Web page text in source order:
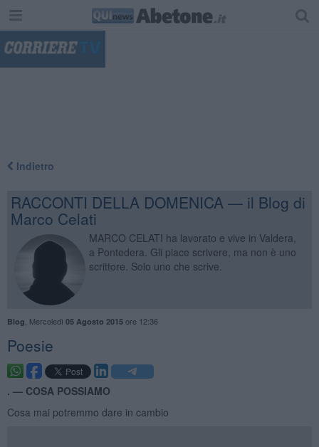
Indietro
RACCONTI DELLA DOMENICA — il Blog di
Marco Celati
MARCO CELATI ha lavorato e vive in Valdera,
a Pontedera. Gli piace scrivere, ma non è uno
scrittore. Solo uno che scrive.
Blog Mercoledì 05 Agosto 2015ore 12:36
Poesie
. — COSA POSSIAMO
Cosa mai potremmo dare in cambio